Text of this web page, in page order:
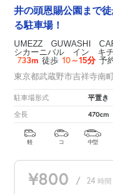
井の頭恩賜公園まで
る駐車場！
UMEZZ GUWASHI
シカーニバル イン キ
733m 徒歩 10～15分 予
東京都武蔵野市吉祥寺南
駐車場形式 平置き
全長 470cm
軽 コ 中型
¥800 / 24 時間